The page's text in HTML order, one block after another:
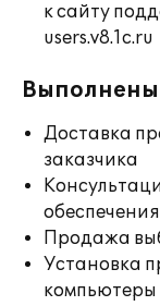
к сайту
users.v8.1c.ru
Доставка
заказчика
Продажа
Установка
компьютеры